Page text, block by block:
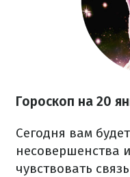
Гороскоп на 20
Сегодня вам
несовершенства
чувствовать